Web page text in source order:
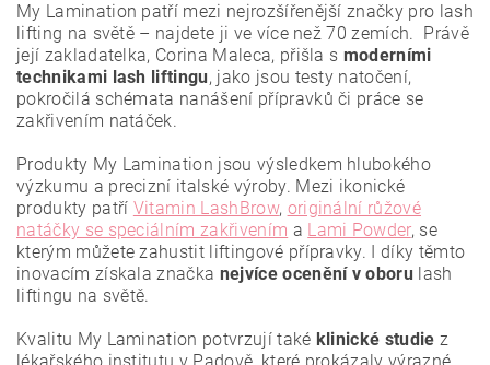
Vložením hodnocení souhlasíte se
My Lamination patří mezi nejrozšířenější značky pro lash
lifting na světě – najdete ji ve více než 70 zemích. Právě
její zakladatelka, Corina Maleca, přišla s moderními
technikami lash liftingu, jako jsou testy natočení,
pokročilá schémata nanášení přípravků či práce se
zakřivením natáček.
Produkty My Lamination jsou výsledkem hlubokého
výzkumu a precizní italské výroby. Mezi ikonické
produkty patří Vitamin LashBrow, originální růžové
natáčky se speciálním zakřivením a Lami Powder, se
kterým můžete zahustit liftingové přípravky. I díky těmto
inovacím získala značka nejvíce ocenění v oboru lash
liftingu na světě.
Kvalitu My Lamination potvrzují také klinické studie z